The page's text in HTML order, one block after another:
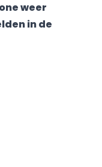
weer
in de